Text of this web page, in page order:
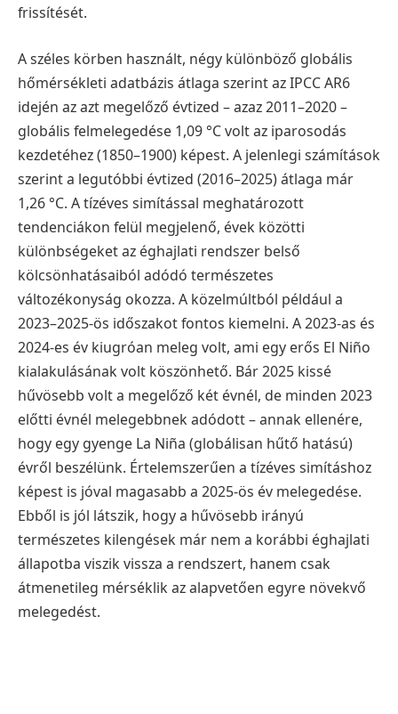
frissítését.
A széles körben használt, négy különböző globális
hőmérsékleti adatbázis átlaga szerint az IPCC AR6
idején az azt megelőző évtized – azaz 2011–2020 –
globális felmelegedése 1,09 °C volt az iparosodás
kezdetéhez (1850–1900) képest. A jelenlegi számítások
szerint a legutóbbi évtized (2016–2025) átlaga már
1,26 °C. A tízéves simítással meghatározott
tendenciákon felül megjelenő, évek közötti
különbségeket az éghajlati rendszer belső
kölcsönhatásaiból adódó természetes
változékonyság okozza. A közelmúltból például a
2023–2025-ös időszakot fontos kiemelni. A 2023-as és
2024-es év kiugróan meleg volt, ami egy erős El Niño
kialakulásának volt köszönhető. Bár 2025 kissé
hűvösebb volt a megelőző két évnél, de minden 2023
előtti évnél melegebbnek adódott – annak ellenére,
hogy egy gyenge La Niña (globálisan hűtő hatású)
évről beszélünk. Értelemszerűen a tízéves simításhoz
képest is jóval magasabb a 2025-ös év melegedése.
Ebből is jól látszik, hogy a hűvösebb irányú
természetes kilengések már nem a korábbi éghajlati
állapotba viszik vissza a rendszert, hanem csak
átmenetileg mérséklik az alapvetően egyre növekvő
melegedést.